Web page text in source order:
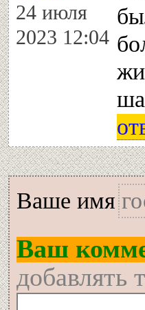
24 июля
2023 12:04
Вашe имя
Ваш
добавлять